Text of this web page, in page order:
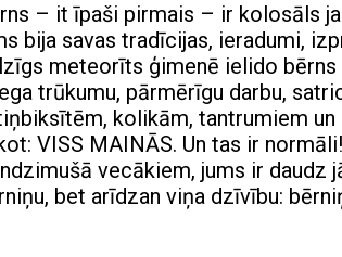
– it īpaši pirmais – ir kolosāls
bija savas tradīcijas, ieradumi,
meteorīts ģimenē ielido
trūkumu, pārmērīgu darbu,
kolikām, tantrumiem
VISS MAINĀS. Un tas ir
vecākiem, jums ir daudz
bet arīdzan viņa dzīvību: